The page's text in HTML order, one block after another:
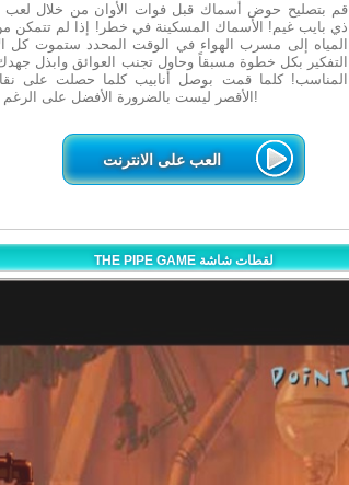
قم بتصليح حوض أسماك قبل فوات الأوان من خلال لعب
ذي بايب غيم! الأسماك المسكينة في خطر! إذا لم تتمكن
المياه إلى مسرب الهواء في الوقت المحدد ستموت
التفكير بكل خطوة مسبقاً وحاول تجنب العوائق وابذل
المناسب! كلما قمت بوصل أنابيب كلما حصلت على
الأقصر ليست بالضرورة الأفضل على الرغم من أنها أكثر أماناً! استمتع!
العب على الانترنت
THE PIPE GAME لقطات شاشة